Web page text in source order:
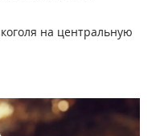
на центральную